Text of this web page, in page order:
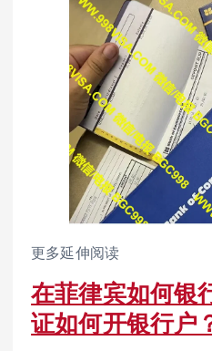
更多延伸阅读
在菲律宾如何银
证如何开银行户